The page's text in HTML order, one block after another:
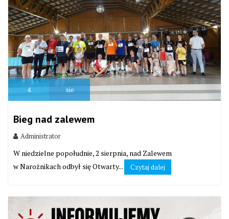
4 sie
Bieg nad zalewem
Administrator
W niedzielne popołudnie, 2 sierpnia, nad Zalewem
w Narożnikach odbył się Otwarty...
Czytaj dalej